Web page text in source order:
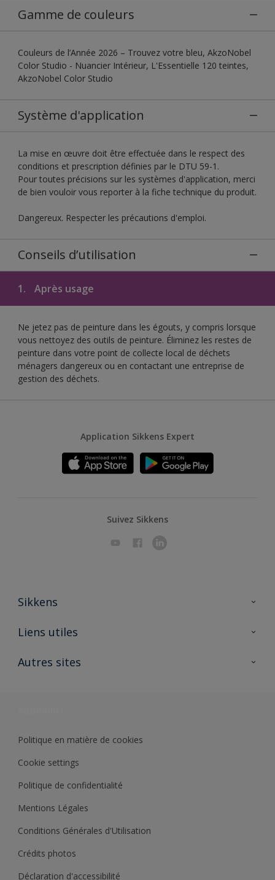
Gamme de couleurs
Couleurs de l’Année 2026 – Trouvez votre bleu, AkzoNobel
Color Studio - Nuancier Intérieur, L'Essentielle 120 teintes,
AkzoNobel Color Studio
Système d'application
La mise en œuvre doit être effectuée dans le respect des
conditions et prescription définies par le DTU 59-1.
Pour toutes précisions sur les systèmes d'application, merci
de bien vouloir vous reporter à la fiche technique du produit.
Dangereux. Respecter les précautions d'emploi.
Conseils d’utilisation
1. Après usage
Ne jetez pas de peinture dans les égouts, y compris lorsque
vous nettoyez des outils de peinture. Éliminez les restes de
peinture dans votre point de collecte local de déchets
ménagers dangereux ou en contactant une entreprise de
gestion des déchets.
Application Sikkens Expert
Suivez Sikkens
Sikkens
A propos de Sikkens
Liens utiles
Ouvrir un magasin PASS
Autres sites
Politique en matière de cookies
Cookie settings
Politique de confidentialité
Mentions Légales
Conditions Générales d'Utilisation
Crédits photos
Déclaration d'accessibilité